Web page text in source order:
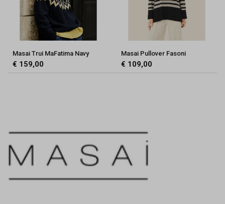
Masai Trui MaFatima Navy
€ 159,00
Masai Pullover Fasoni
€ 109,00